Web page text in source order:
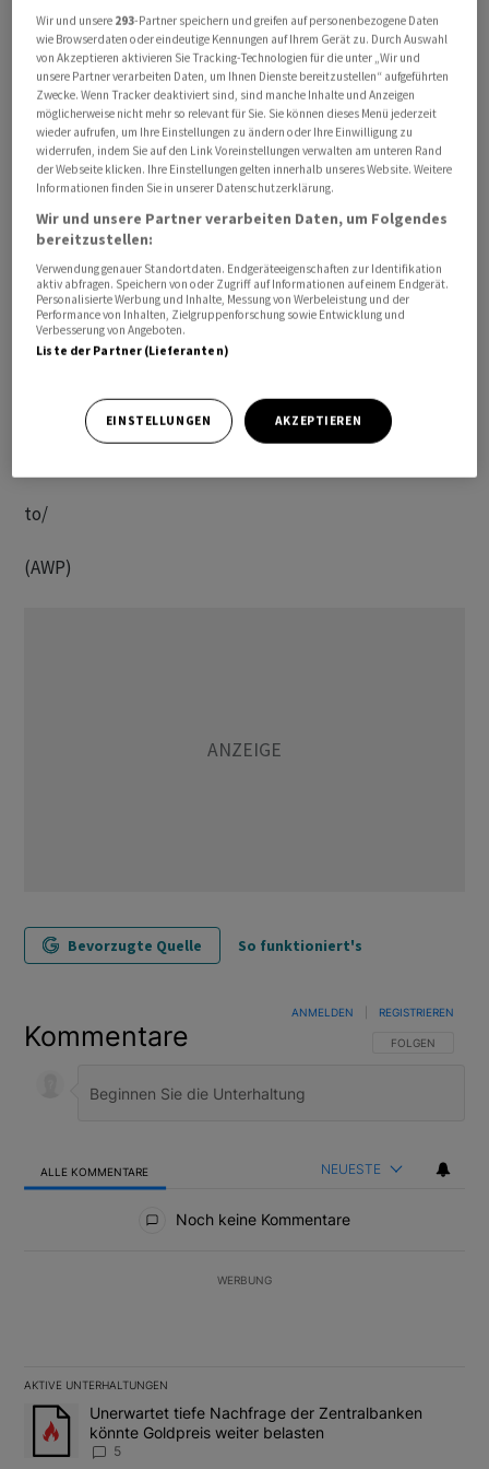
Swiftair Maroc betreibt am Flughafen Casablanca, dem
wichtigsten Luftfrachtdrehkreuz des Landes, ein 3700
Quadratmeter grosses Lager mit Kühlräumen für
Pharma- und Frischprodukte. Über den Flughafen
laufen laut Swissport rund 95 Prozent des
marokkanischen Luftfrachtvolumens.
Swissport begründet den Schritt mit dem
Wachstumspotenzial des Landes und seiner
strategischen Lage zwischen Europa, Afrika und
Amerika. Marokko profitiere von exportstarken
Branchen wie der Auto-, Luftfahrt-, Agrar- und
Mit-Ausrichtung der Fussball-WM 2030 zusätzliche
Investitionen in Infrastruktur und internationale
to/
(AWP)
Bevorzugte Quelle So funktioniert's
Kommentare FOLGE DIESER
FOLGEN
ANMELDEN REGISTRIEREN
ALLE KOMMENTARE NEUESTE
Noch keine Kommentare
WERBUNG
AKTIVE UNTERHALTUNGEN
Das Folgende ist eine Liste der am meisten kommentierten
Ein Trendartikel mit dem Titel "Unerwartet tiefe Nachfrage der
Unerwartet tiefe Nachfrage der Zentralbanken
könnte Goldpreis weiter belasten
5
Wir und unsere 293-Partner speichern und greifen auf personenbezogene Daten
wie Browserdaten oder eindeutige Kennungen auf Ihrem Gerät zu. Durch Auswahl
von Akzeptieren aktivieren Sie Tracking-Technologien für die unter „Wir und
unsere Partner verarbeiten Daten, um Ihnen Dienste bereitzustellen“ aufgeführten
Zwecke. Wenn Tracker deaktiviert sind, sind manche Inhalte und Anzeigen
möglicherweise nicht mehr so relevant für Sie. Sie können dieses Menü jederzeit
wieder aufrufen, um Ihre Einstellungen zu ändern oder Ihre Einwilligung zu
widerrufen, indem Sie auf den Link Voreinstellungen verwalten am unteren Rand
der Webseite klicken. Ihre Einstellungen gelten innerhalb unseres Website. Weitere
Informationen finden Sie in unserer Datenschutzerklärung.
Wir und unsere Partner verarbeiten Daten, um Folgendes
bereitzustellen:
Verwendung genauer Standortdaten. Endgeräteeigenschaften zur Identifikation
aktiv abfragen. Speichern von oder Zugriff auf Informationen auf einem Endgerät.
Personalisierte Werbung und Inhalte, Messung von Werbeleistung und der
Performance von Inhalten, Zielgruppenforschung sowie Entwicklung und
Verbesserung von Angeboten.
Liste der Partner (Lieferanten)
EINSTELLUNGEN AKZEPTIEREN